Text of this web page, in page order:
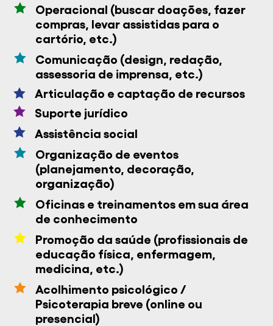

Operacional (buscar doações, fazer
compras, levar assistidas para o
cartório, etc.)

Comunicação (design, redação,
assessoria de imprensa, etc.)
 Articulação e captação de recursos
 Suporte jurídico
 Assistência social

Organização de eventos
(planejamento, decoração,
organização)

Oficinas e treinamentos em sua área
de conhecimento

Promoção da saúde (profissionais de
educação física, enfermagem,
medicina, etc.)

Acolhimento psicológico /
Psicoterapia breve (online ou
presencial)